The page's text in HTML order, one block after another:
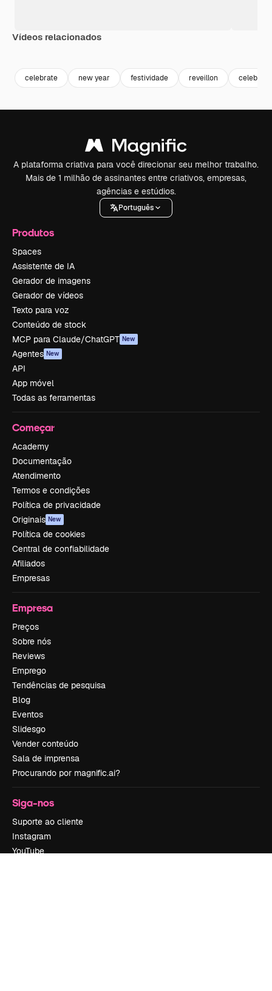
Vídeos relacionados
celebrate new year festividade reveillon
A plataforma criativa para você direcionar seu melhor trabalho.
Mais de 1 milhão de assinantes entre criativos, empresas,
agências e estúdios.
Português
Produtos
Spaces
Assistente de IA
Gerador de imagens
Gerador de vídeos
Texto para voz
Conteúdo de stock
MCP para Claude/ChatGPT New
Agentes New
API
App móvel
Todas as ferramentas
Começar
Academy
Documentação
Atendimento
Termos e condições
Política de privacidade
Originais New
Política de cookies
Central de confiabilidade
Afiliados
Empresas
Empresa
Preços
Sobre nós
Reviews
Emprego
Tendências de pesquisa
Blog
Eventos
Slidesgo
Vender conteúdo
Sala de imprensa
Procurando por magnific.ai?
Siga-nos
Suporte ao cliente
Instagram
YouTube